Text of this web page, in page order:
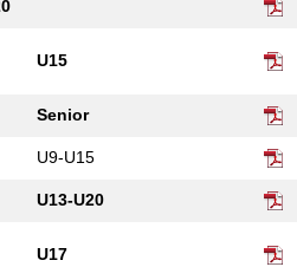
U15
Senior
U9-U15
U13-U20
U17